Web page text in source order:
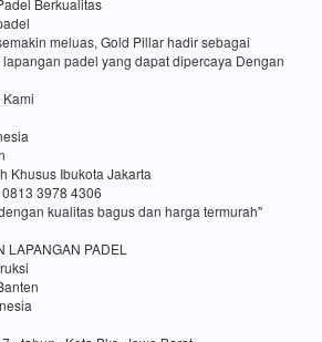
Berkualitas
meluas, Gold Pillar hadir sebagai
padel yang dapat dipercaya Dengan
Kami
Khusus Ibukota Jakarta
0813 3978 4306
kualitas bagus dan harga termurah"
LAPANGAN PADEL